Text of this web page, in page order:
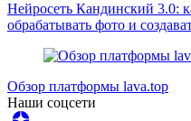
Нейросеть Кандинский 3.0:
обрабатывать фото и
Обзор платформы lava.top
Наши соцсети